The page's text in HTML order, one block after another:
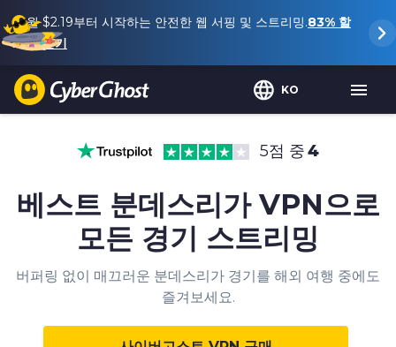
월$2.19부터 시작하는 안전한 웹 서핑 및 스트리밍.83% 할
인 받기
KO
4
5점 중
베스트 분데스리가 VPN으로
모든 경기 스트리밍
버퍼링 없이 매끄러운 분데스리가 경기를 해외 여행 중에도
즐겨보세요.